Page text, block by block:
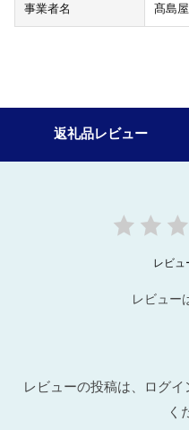
事業者名 髙島
返礼品レビュー
レビ
レビュー
レビューの投稿は、ログイ
く